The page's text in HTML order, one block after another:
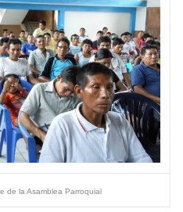
de la Asamblea Parroquial